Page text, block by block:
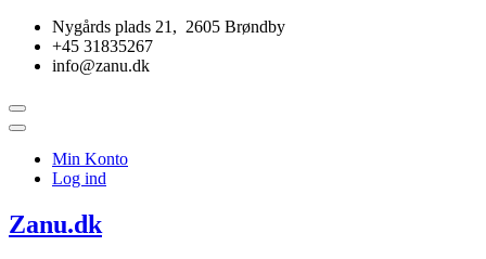
Skip
content
Nygårds plads 21, 2605 Brøndby
+45 31835267
info@zanu.dk
Topbar
Menu
Min Konto
Log ind
Zanu.dk